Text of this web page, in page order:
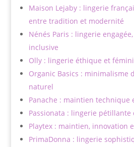
Maison Lejaby : lingerie
entre tradition et modernité
Nénés Paris : lingerie
inclusive
Olly : lingerie éthique et
Organic Basics : minimalisme
naturel
Panache : maintien technique
Passionata : lingerie pétillante
Playtex : maintien, innovation
PrimaDonna : lingerie